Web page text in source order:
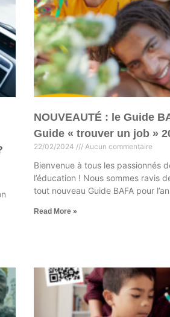
NOUVEAUTÉ : le Guide
Guide « trouver un job »
22/02/2024 Aucun commentaire
Bienvenue à tous les passionnés
l’éducation ! Nous sommes ravis
tout nouveau Guide BAFA pour
Read More »